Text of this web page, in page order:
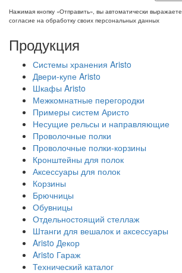
Нажимая кнопку «Отправить», вы автоматически выражаете
согласие на обработку своих персональных данных
Продукция
Системы хранения Aristo
Двери-купе Aristo
Шкафы Aristo
Межкомнатные перегородки
Примеры систем Аристо
Несущие рельсы и направляющие
Проволочные полки
Проволочные полки-корзины
Кронштейны для полок
Аксессуары для полок
Корзины
Брючницы
Обувницы
Отдельностоящий стеллаж
Штанги для вешалок и аксессуары
Aristo Декор
Aristo Гараж
Технический каталог